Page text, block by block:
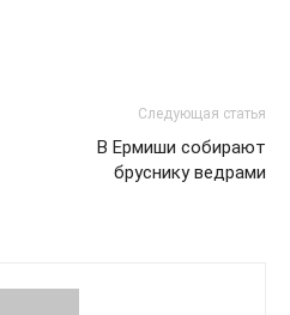
Следующая статья
В Ермиши собирают
бруснику ведрами